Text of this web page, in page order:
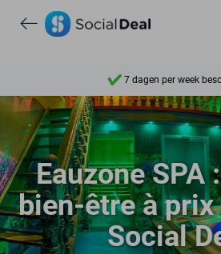
7 dagen per week
10+ miljoen
Ontdek 15.000+
Eauzone SPA
bien-être à
Social